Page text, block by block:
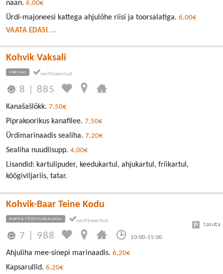
naan. 6,00€
Ürdi-majoneesi kattega ahjulõhe riisi ja toorsalatiga. 6,00€
VAATA EDASI ...
Kohvik Vaksali
VAKSALI
8 885
Kanašašlõkk. 7,50€
Piprakoorikus kanafilee. 7,50€
Ürdimarinaadis sealiha. 7,20€
Sealiha nuudlisupp. 4,00€
Lisandid: kartulipuder, keedukartul, ahjukartul, friikartul,
köögiviljariis, tatar.
Kohvik-Baar Teine Kodu
ROPKA TÖÖSTUSRAJOON
7 988 10:00-15:00
tasuta
Ahjuliha mee-sinepi marinaadis. 6,20€
Kapsarullid. 6,20€